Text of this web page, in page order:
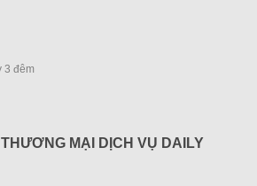
3 đêm
MẠI DỊCH VỤ DAILY